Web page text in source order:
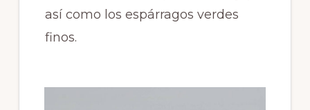
así como los espárragos verdes
finos.